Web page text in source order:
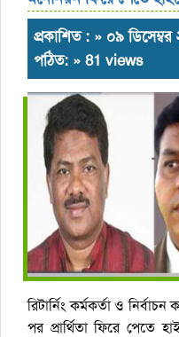
প্রকাশিত : » ০৯
পঠিত: » 81 views
রিটার্নিং কর্মকর্তা ও
পর প্রার্থিতা ফিরে পেতে